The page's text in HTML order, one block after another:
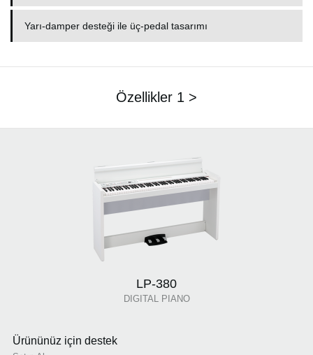
Yarı-damper desteği ile üç-pedal tasarımı
Özellikler 1 >
LP-380
DIGITAL PIANO
Ürününüz için destek